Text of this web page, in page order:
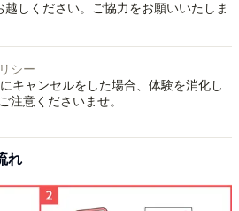
しください。ご協力をお願いいたしま
シー
キャンセルをした場合、体験を消化し
注意くださいませ。
れ